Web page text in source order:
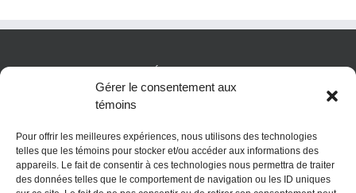
Gérer le consentement aux
témoins
Pour offrir les meilleures expériences, nous utilisons des technologies
telles que les témoins pour stocker et/ou accéder aux informations des
appareils. Le fait de consentir à ces technologies nous permettra de traiter
des données telles que le comportement de navigation ou les ID uniques
POLITIQUE CONFIDENTIALITÉES